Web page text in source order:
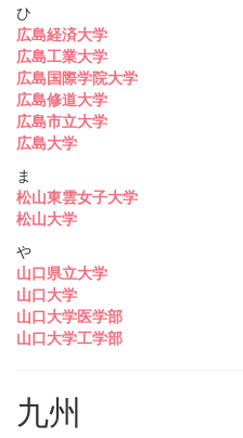
ひ
広島経済大学
広島工業大学
広島国際学院大学
広島修道大学
広島市立大学
広島大学
ま
松山東雲女子大学
松山大学
や
山口県立大学
山口大学
山口大学医学部
山口大学工学部
九州